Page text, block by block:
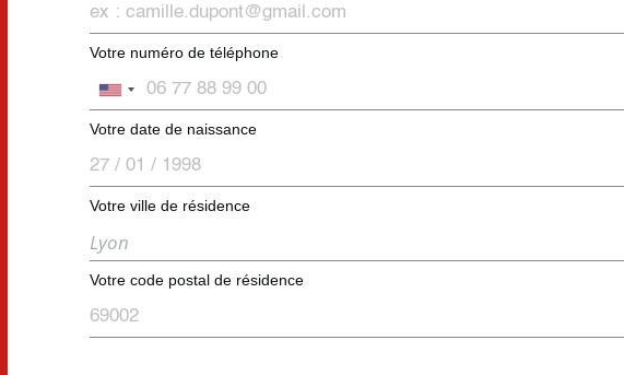
Votre numéro de téléphone
Votre date de naissance
Votre ville de résidence
Votre code postal de résidence